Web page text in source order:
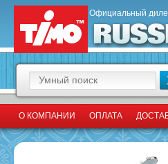
Официальный
О КОМПАНИИ ОПЛАТА